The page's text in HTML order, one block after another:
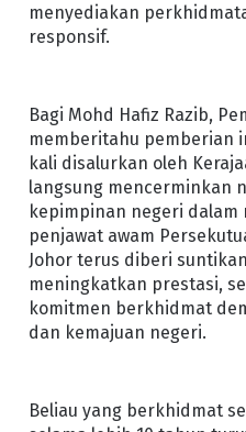
menyediakan
responsif.
Bagi Mohd Hafiz Razib,
memberitahu pemberian
kali disalurkan oleh
langsung mencerminkan
kepimpinan negeri dalam
penjawat awam
Johor terus diberi
meningkatkan prestasi,
komitmen berkhidmat
dan kemajuan negeri.
Beliau yang berkhidmat